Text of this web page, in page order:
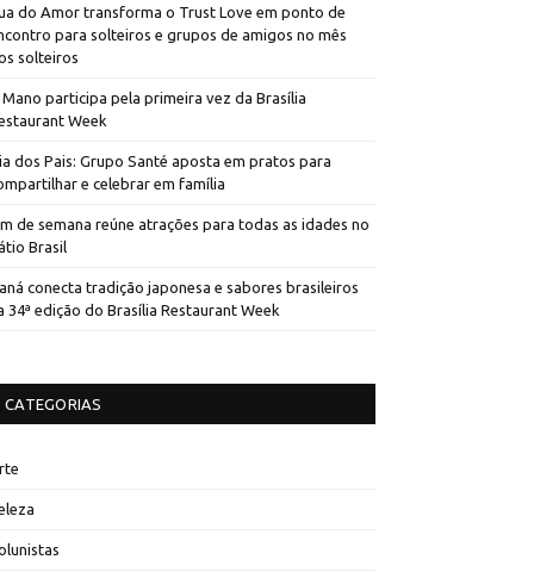
do Amor transforma o Trust Love em ponto de
para solteiros e grupos de amigos no mês
solteiros
Mano participa pela primeira vez da Brasília
Week
dos Pais: Grupo Santé aposta em pratos para
e celebrar em família
de semana reúne atrações para todas as idades no
Brasil
conecta tradição japonesa e sabores brasileiros
34ª edição do Brasília Restaurant Week
CATEGORIAS